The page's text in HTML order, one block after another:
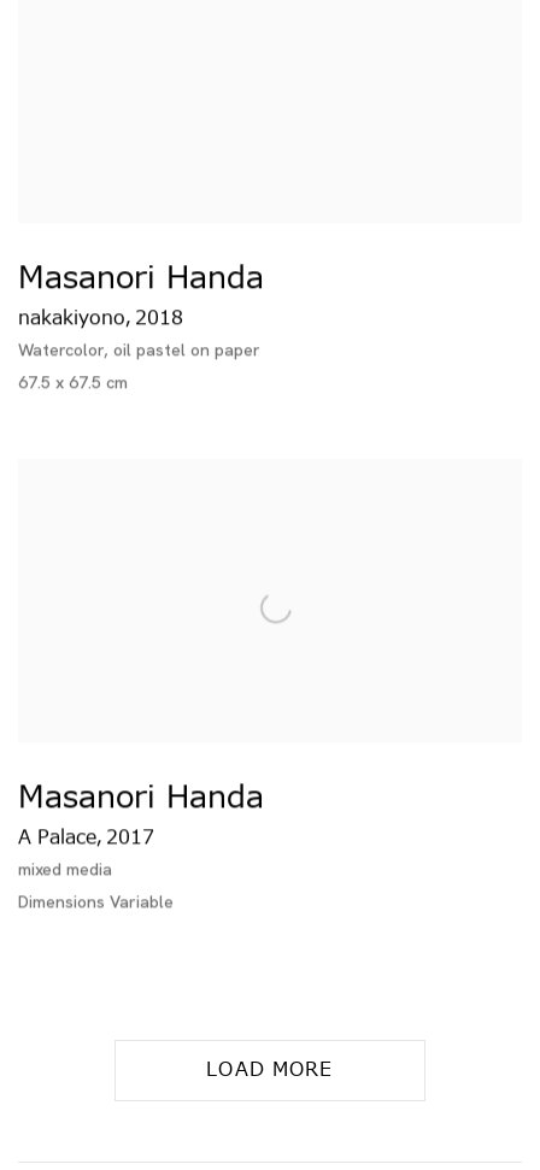
Masanori Handa
nakakiyono, 2018
Watercolor, oil pastel on paper
67.5 x 67.5 cm
Masanori Handa
A Palace, 2017
mixed media
Dimensions Variable
LOAD MORE